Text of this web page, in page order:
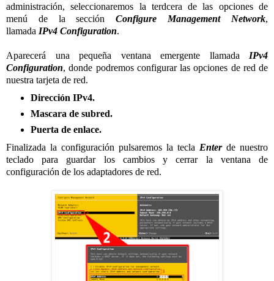
administración, seleccionaremos la terdcera de las opciones de
menú de la secciónConfigure Management Network,
llamada IPv4 Configuration.
Aparecerá una pequeña ventana emergente llamada IPv4
Configuration, donde podremos configurar las opciones de red de
nuestra tarjeta de red.
Dirección IPv4.
Mascara de subred.
Puerta de enlace.
Finalizada la configuración pulsaremos la tecla Enter de nuestro
teclado para guardar los cambios y cerrar la ventana de
configuración de los adaptadores de red.